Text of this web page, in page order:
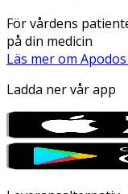
För vårdens
på din medicin
Läs mer om
Ladda ner vår app